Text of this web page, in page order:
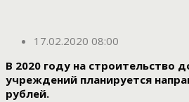
17.02.2020 08:00
В 2020 году на строительство
учреждений планируется
рублей.